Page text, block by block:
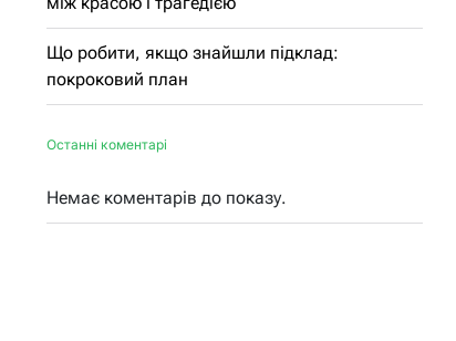
Що робити, якщо знайшли підклад:
покроковий план
Останні коментарі
Немає коментарів до показу.